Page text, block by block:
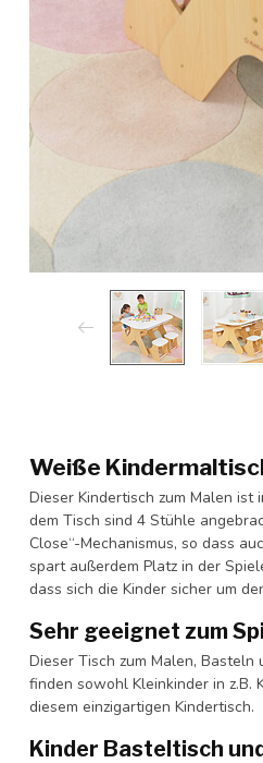
Weiße
Dieser Kindertisch zum Malen
dem Tisch sind 4 Stühle
Close“-Mechanismus, so dass
spart außerdem Platz in der
dass sich die Kinder sicher um
Sehr geeignet zum
Dieser Tisch zum Malen, Basteln
finden sowohl Kleinkinder in z.B.
diesem einzigartigen Kindertisch.
Kinder Basteltisch